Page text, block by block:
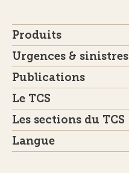
Produits
Urgences & sinistres
Publications
Le TCS
Les sections du TCS
Langue